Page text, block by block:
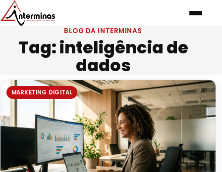
BLOG DA INTERMINAS
Tag:inteligência de
dados
MARKETING DIGITAL